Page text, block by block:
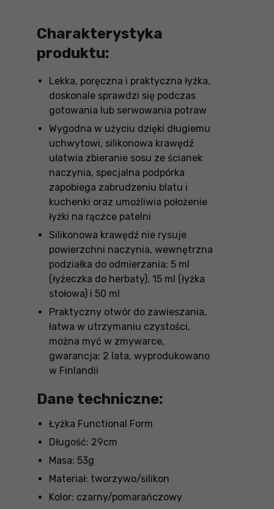
Charakterystyka
produktu:
Lekka, poręczna i praktyczna łyżka,
doskonale sprawdzi się podczas
gotowania lub serwowania potraw
Wygodna w użyciu dzięki długiemu
uchwytowi, silikonowa krawędź
ułatwia zbieranie sosu ze ścianek
naczynia, specjalna podpórka
zapobiega zabrudzeniu blatu i
kuchenki oraz umożliwia położenie
łyżki na rączce patelni
Silikonowa krawędź nie rysuje
powierzchni naczynia, wewnętrzna
podziałka do odmierzania: 5 ml
(łyżeczka do herbaty), 15 ml (łyżka
stołowa) i 50 ml
Praktyczny otwór do zawieszania,
łatwa w utrzymaniu czystości,
można myć w zmywarce,
gwarancja: 2 lata, wyprodukowano
w Finlandii
Dane techniczne:
Łyżka Functional Form
Długość: 29cm
Masa: 53g
Materiał: tworzywo/silikon
Kolor: czarny/pomarańczowy